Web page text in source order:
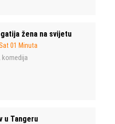
žena na svijetu
01 Minuta
komedija
u Tangeru